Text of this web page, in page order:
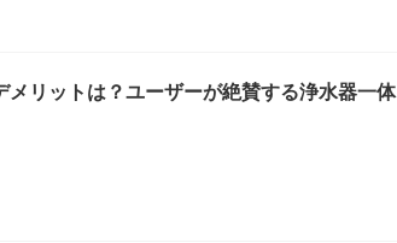
リットは？ユーザーが絶賛する浄水器一体